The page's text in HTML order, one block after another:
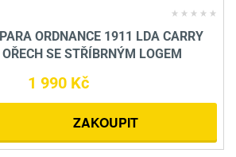
ORDNANCE 1911 LDA CARRY
OŘECH SE STŘÍBRNÝM LOGEM
1 990 Kč
ZAKOUPIT